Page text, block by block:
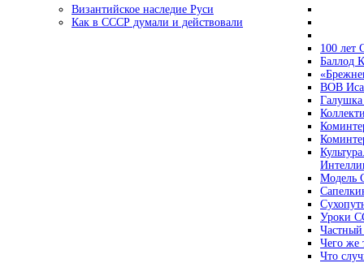
Византийское наследие Руси
Как в СССР думали и действовали
100 лет
Баллод
ВОВ
Модель
Уроки
Чего же
Что